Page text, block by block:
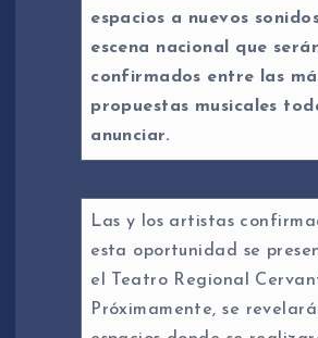
espacios a nuevos
escena nacional que
confirmados entre las
propuestas musicales
anunciar.
Las y los artistas
esta oportunidad se
el Teatro Regional
Próximamente, se